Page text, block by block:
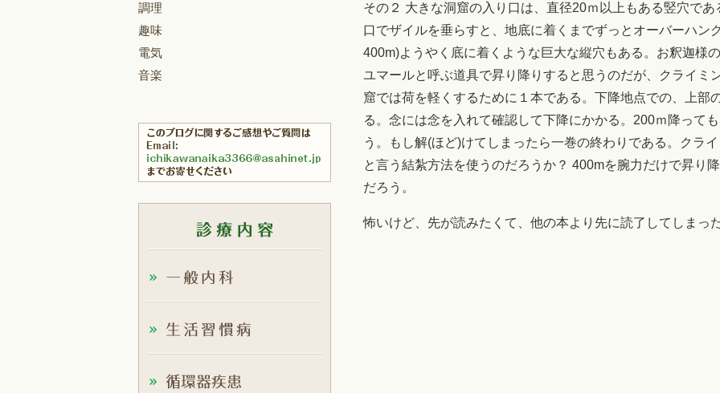
その２ 大きな洞窟の入り口は、直径20ｍ以上もある竪穴で
口でザイルを垂らすと、地底に着くまでずっとオーバーハン
400m)ようやく底に着くような巨大な縦穴もある。お釈迦様
ユマールと呼ぶ道具で昇り降りすると思うのだが、クライミ
窟では荷を軽くするために１本である。下降地点での、上部
る。念には念を入れて確認して下降にかかる。200ｍ降って
う。もし解(ほど)けてしまったら一巻の終わりである。クラ
と言う結紮方法を使うのだろうか？ 400mを腕力だけで昇り
だろう。
怖いけど、先が読みたくて、他の本より先に読了してしまった
調理
趣味
電気
音楽